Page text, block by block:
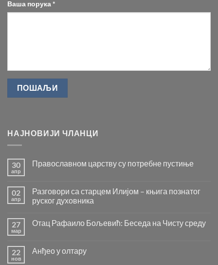
Ваша порука *
НАЈНОВИЈИ ЧЛАНЦИ
30
апр
Православном царству су потребне пустиње
Православном
царству
су
02
апр
Разговори са старцем Илијом – књига познатог
руског духовника
на
Разговори
Илијом
–
27
мар
Отац Рафаило Бољевић: Беседа на Чисту среду
Отац
22
нов
Анђео у олтару